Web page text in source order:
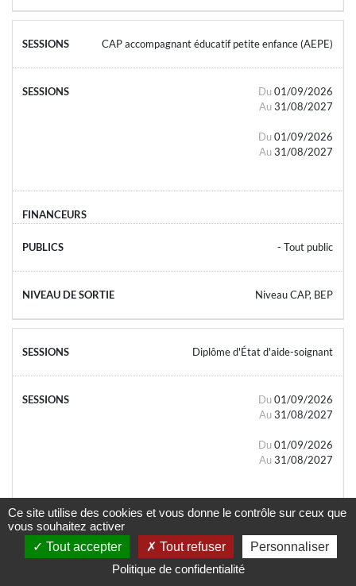
CAP accompagnant éducatif petite enfance (AEPE)
Du 01/09/2026
Au 31/08/2027
Du 01/09/2026
Au 31/08/2027
- Tout public
Niveau CAP, BEP
Diplôme d'État d'aide-soignant
Du 01/09/2026
Au 31/08/2027
Du 01/09/2026
Au 31/08/2027
- Tout public
Ce site utilise des cookies et vous donne le contrôle sur ceux que
vous souhaitez activer
Tout accepter
Tout refuser
Personnaliser
Politique de confidentialité